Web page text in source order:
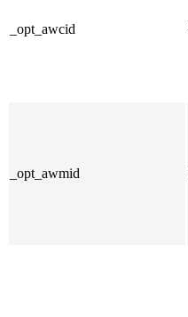
_opt_awcid
_opt_awmid